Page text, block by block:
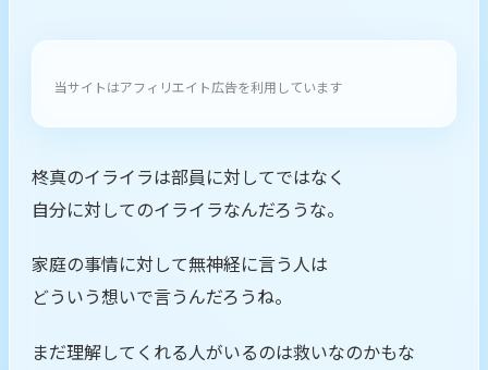
当サイトはアフィリエイト広告を利用しています
柊真のイライラは部員に対してではなく
自分に対してのイライラなんだろうな。
家庭の事情に対して無神経に言う人は
どういう想いで言うんだろうね。
まだ理解してくれる人がいるのは救いなのかもな